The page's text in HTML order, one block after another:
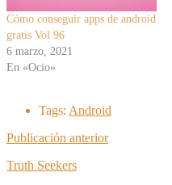
Cómo conseguir apps de android
gratis Vol 96
6 marzo, 2021
En «Ocio»
Tags: Android
Publicación anterior
Truth Seekers